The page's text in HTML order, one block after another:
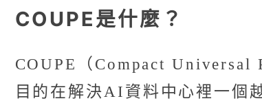
COUPE是什麼？
COUPE（Compact Universal
目的在解決AI資料中心裡一個